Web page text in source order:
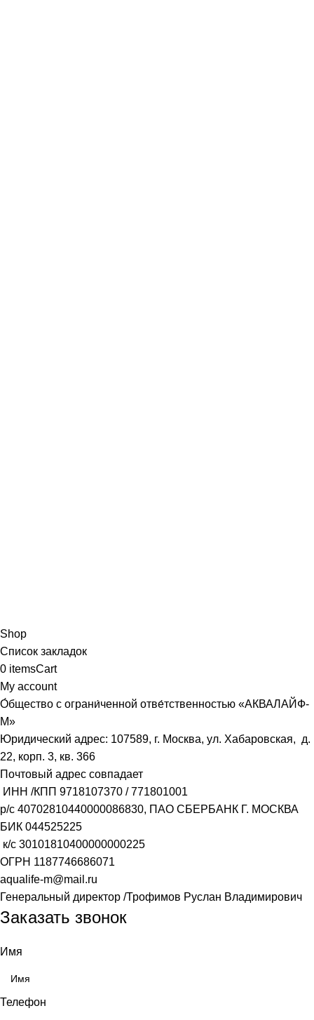
Shop
Список закладок
0 itemsCart
My account
О́бщество с ограни́ченной отве́тственностью «АКВАЛАЙФ-
М»
Юридический адрес: 107589, г. Москва, ул. Хабаровская, д.
22, корп. 3, кв. 366
Почтовый адрес совпадает
ИНН /КПП 9718107370 /771801001
р/с 40702810440000086830, ПАО СБЕРБАНК Г. МОСКВА
БИК 044525225
к/с 30101810400000000225
ОГРН 1187746686071
aqualife-m@mail.ru
Генеральный директор /Трофимов Руслан Владимирович
Заказать звонок
Имя
Телефон